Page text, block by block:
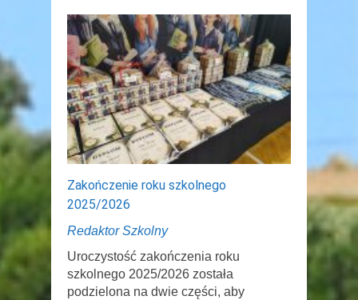
Zakończenie roku szkolnego
2025/2026
Redaktor Szkolny
Uroczystość zakończenia roku
szkolnego 2025/2026 została
podzielona na dwie części, aby